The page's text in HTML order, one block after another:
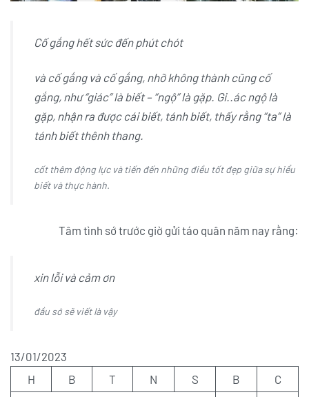
Cố gắng hết sức đến phút chót
và cố gắng và cố gắng, nhỡ không thành cũng cố
gắng, như “giác” là biết – “ngộ” là gặp. Gi..ác ngộ là
gặp, nhận ra được cái biết, tánh biết, thấy rằng “ta” là
tánh biết thênh thang.
cốt thêm động lực và tiến đến những điều tốt đẹp giữa sự hiểu
biết và thực hành.
Tâm tình sớ trước giờ gửi táo quân năm nay rằng:
xin lỗi và cảm ơn
đầu sớ sẽ viết là vậy
13/01/2023
H B T N S B
C